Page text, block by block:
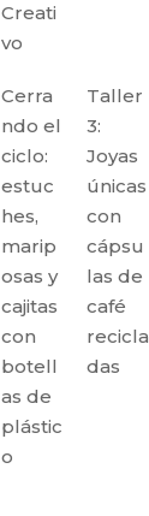
Creati
vo
Cerra
ndo el
ciclo:
estuc
hes,
marip
osas y
cajitas
con
botell
as de
plástic
o
Taller
3:
Joyas
únicas
con
cápsu
las de
café
recicla
das